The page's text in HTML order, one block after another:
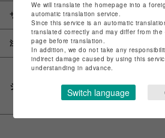
サイズ
注意事項
シェアする
We will translate the homepage into a
automatic translation service.
Since this service is an automatic
translated correctly and may differ from
page before translation.
In addition, we do not take any
indirect damage caused by using this
understanding in advance.
Switch language